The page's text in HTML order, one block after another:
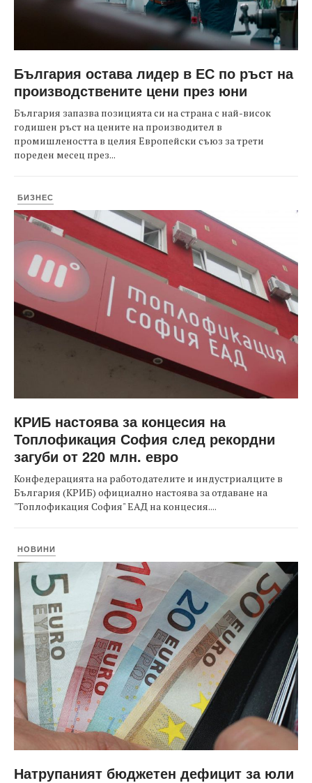
България остава лидер в ЕС по ръст на
производствените цени през юни
България запазва позицията си на страна с най-висок
годишен ръст на цените на производител в
промишлеността в целия Европейски съюз за трети
пореден месец през...
БИЗНЕС
КРИБ настоява за концесия на
Топлофикация София след рекордни
загуби от 220 млн. евро
Конфедерацията на работодателите и индустриалците в
България (КРИБ) официално настоява за отдаване на
"Топлофикация София" ЕАД на концесия....
НОВИНИ
Натрупаният бюджетен дефицит за юли